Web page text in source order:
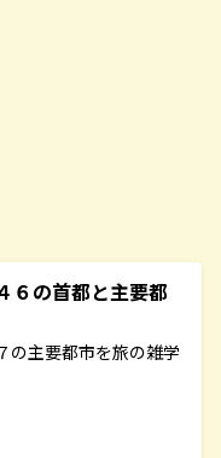
の首都と主要都
の主要都市を旅の雑学